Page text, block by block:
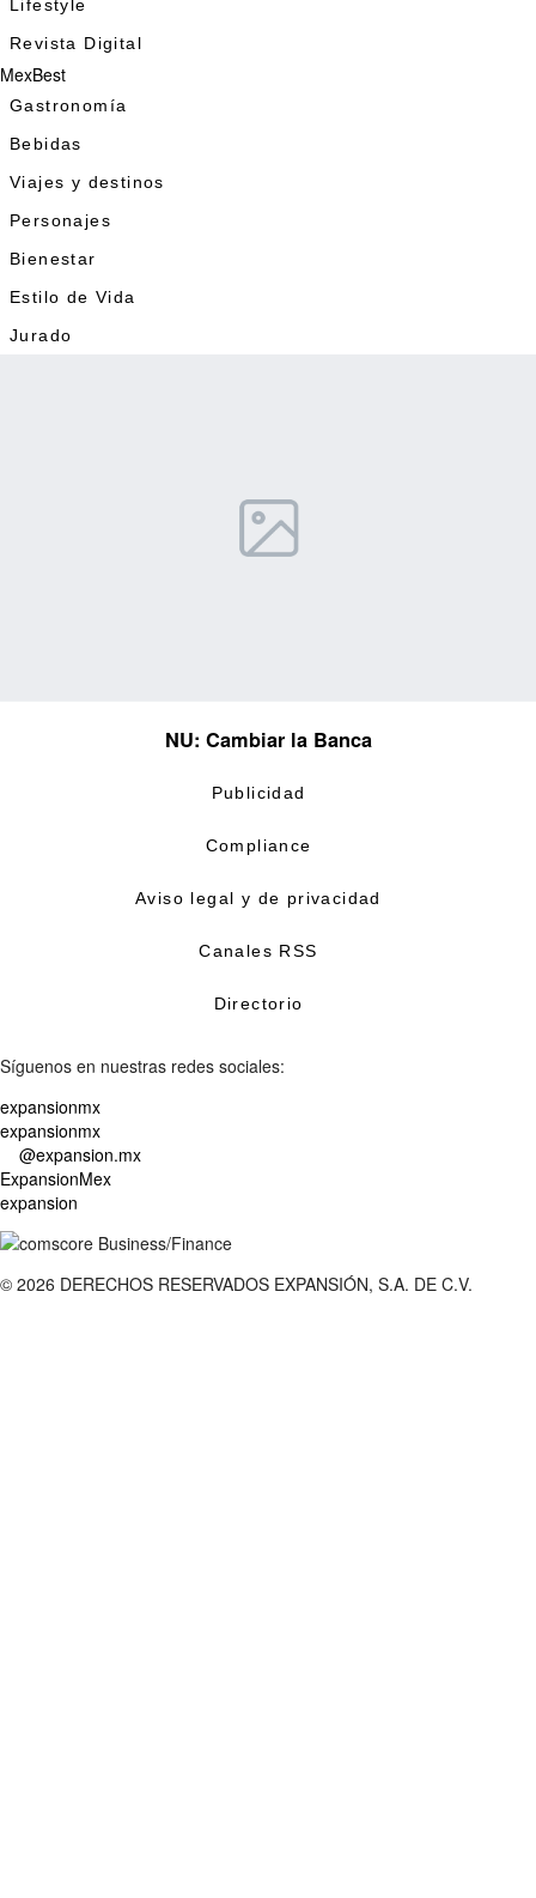
Lifestyle
Revista Digital
MexBest
Gastronomía
Bebidas
Viajes y destinos
Personajes
Bienestar
Estilo de Vida
Jurado
NU: Cambiar la Banca
Publicidad
Compliance
Aviso legal y de privacidad
Canales RSS
Directorio
Síguenos en nuestras redes sociales:
expansionmx
expansionmx
@expansion.mx
ExpansionMex
expansion
Business/Finance
© 2026 DERECHOS RESERVADOS EXPANSIÓN, S.A. DE C.V.